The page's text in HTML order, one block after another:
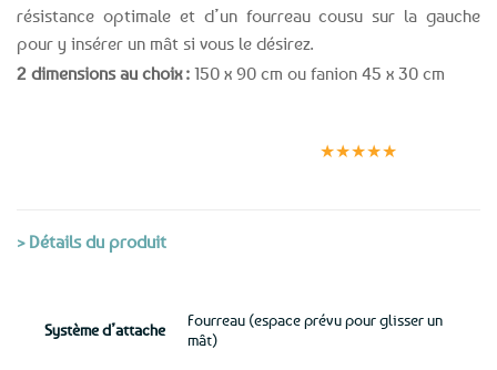
résistance optimale et d’un fourreau cousu sur la gauche
pour y insérer un mât si vous le désirez.
2 dimensions au choix : 150 x 90 cm ou fanion 45 x 30 cm
★★★★★
> Détails du produit
Système d’attache
Fourreau (espace prévu pour glisser un
mât)